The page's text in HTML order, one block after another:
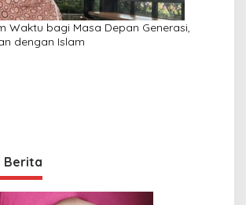
Waktu bagi Masa Depan Generasi,
dengan Islam
Berita